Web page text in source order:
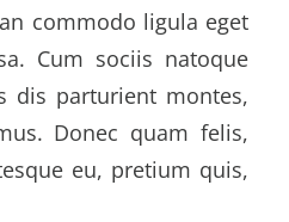
commodo ligula eget
Cum sociis natoque
dis parturient montes,
Donec quam felis,
eu, pretium quis,